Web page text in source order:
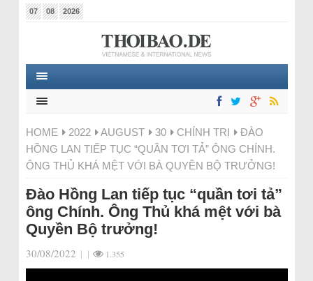
07 08 2026
HOME 2022 AUGUST 30 CHÍNH TRỊ
ĐÀO
HỒNG LAN TIẾP TỤC “QUẦN TƠI TẢ” ÔNG CHÍNH.
ÔNG THỦ KHÁ MỆT VỚI BÀ QUYỀN BỘ TRƯỞNG!
Đào Hồng Lan tiếp tục “quần tơi tả”
ông Chính. Ông Thủ khá mệt với bà
Quyền Bộ trưởng!
30/08/2022 | | 1.355